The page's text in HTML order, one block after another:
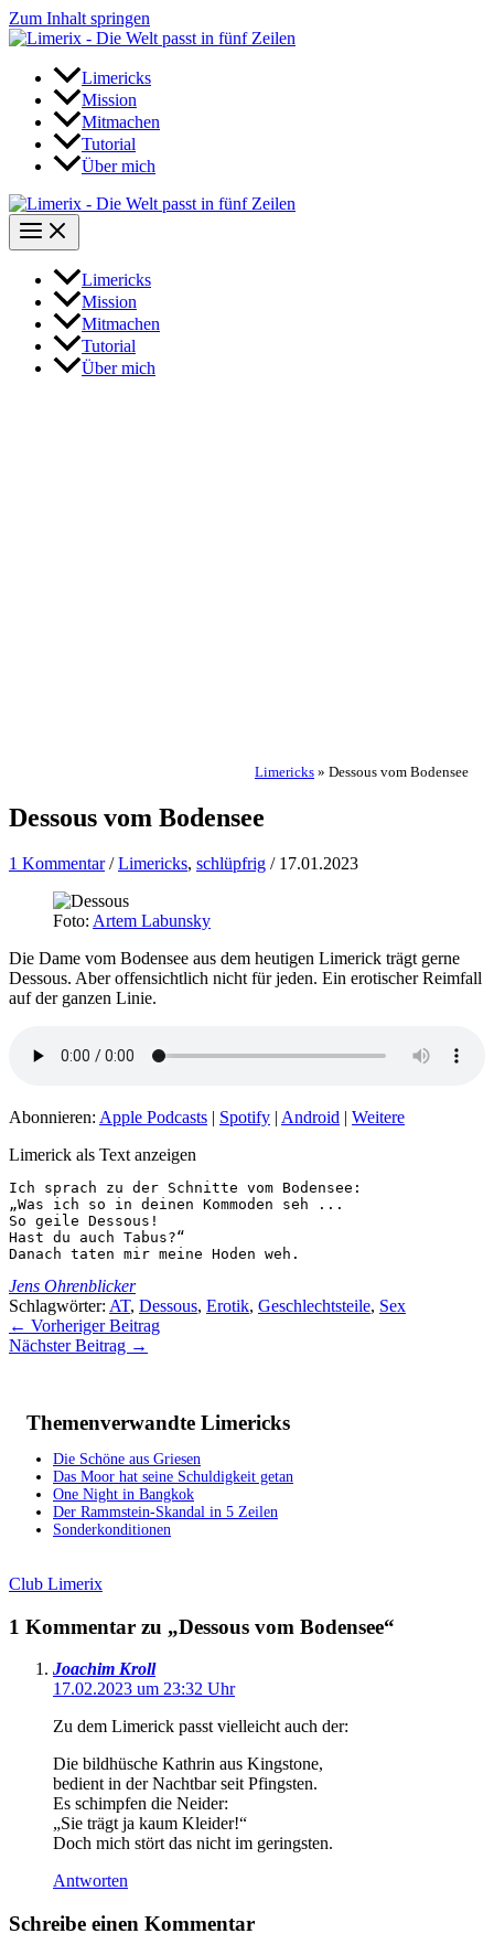
Zum Inhalt springen
Limericks
Mission
Mitmachen
Tutorial
Über mich
Limericks
Mission
Mitmachen
Tutorial
Über mich
Limericks » Dessous vom Bodensee
Dessous vom Bodensee
1 Kommentar /Limericks, schlüpfrig / 17.01.2023
Foto: Artem Labunsky
Die Dame vom Bodensee aus dem heutigen Limerick trägt gerne
Dessous. Aber offensichtlich nicht für jeden. Ein erotischer Reimfall
auf der ganzen Linie.
Abonnieren: Apple Podcasts | Spotify | Android | Weitere
Limerick als Text anzeigen
Ich sprach zu der Schnitte vom Bodensee:
„Was ich so in deinen Kommoden seh ...
So geile Dessous!
Hast du auch Tabus?“
Danach taten mir meine Hoden weh.
Jens Ohrenblicker
Schlagwörter: AT, Dessous, Erotik, Geschlechtsteile, Sex
← Vorheriger Beitrag
Nächster Beitrag →
Themenverwandte Limericks
Die Schöne aus Griesen
Das Moor hat seine Schuldigkeit getan
One Night in Bangkok
Der Rammstein-Skandal in 5 Zeilen
Sonderkonditionen
Club Limerix
1 Kommentar zu „Dessous vom Bodensee“
Joachim Kroll
17.02.2023 um 23:32 Uhr
Zu dem Limerick passt vielleicht auch der:
Die bildhüsche Kathrin aus Kingstone,
bedient in der Nachtbar seit Pfingsten.
Es schimpfen die Neider:
„Sie trägt ja kaum Kleider!“
Doch mich stört das nicht im geringsten.
Antworten
Schreibe einen Kommentar